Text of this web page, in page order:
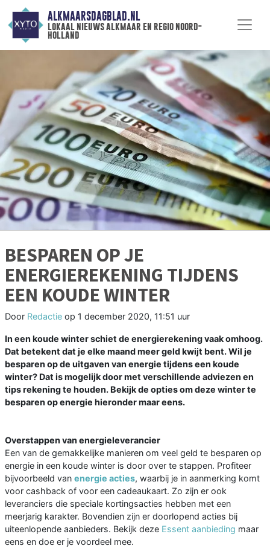
ALKMAARSDAGBLAD.NL
lokaal nieuws alkmaar en regio noord-
holland
BESPAREN OP JE
ENERGIEREKENING TIJDENS
EEN KOUDE WINTER
Door Redactie op 1 december 2020, 11:51 uur
In een koude winter schiet de energierekening vaak omhoog.
Dat betekent dat je elke maand meer geld kwijt bent. Wil je
besparen op de uitgaven van energie tijdens een koude
winter? Dat is mogelijk door met verschillende adviezen en
tips rekening te houden. Bekijk de opties om deze winter te
besparen op energie hieronder maar eens.
Overstappen van energieleverancier
Een van de gemakkelijke manieren om veel geld te besparen op
energie in een koude winter is door over te stappen. Profiteer
bijvoorbeeld van energie acties, waarbij je in aanmerking komt
voor cashback of voor een cadeaukaart. Zo zijn er ook
leveranciers die speciale kortingsacties hebben met een
meerjarig karakter. Bovendien zijn er doorlopend acties bij
uiteenlopende aanbieders. Bekijk deze Essent aanbieding maar
eens en doe er je voordeel mee.